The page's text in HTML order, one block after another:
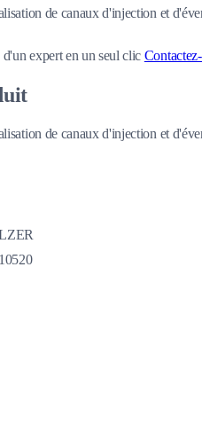
de canaux d'injection et
expert en un seul clic
de canaux d'injection et